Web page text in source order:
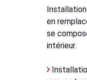
Installation
en
se
intérieur.